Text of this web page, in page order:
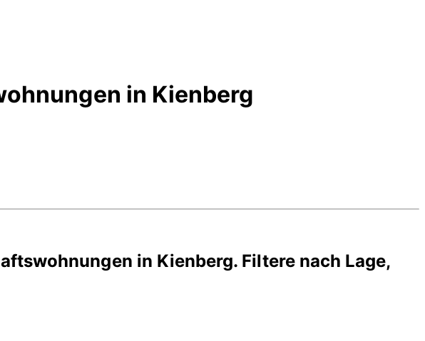
in Kienberg
in Kienberg. Filtere nach Lage,